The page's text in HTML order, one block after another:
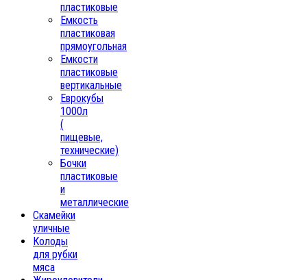
пластиковые
Емкость
пластиковая
прямоугольная
Емкости
пластиковые
вертикальные
Еврокубы
1000л
(
пищевые,
технические)
Бочки
пластиковые
и
металлические
Скамейки
уличные
Колоды
для рубки
мяса